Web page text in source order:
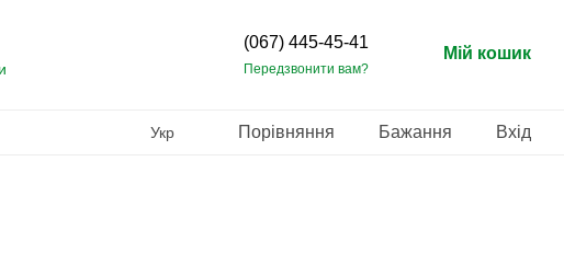
(067) 445-45-41
Передзвонити вам?
Мій кошик
Укр Порівняння Бажання Вхід